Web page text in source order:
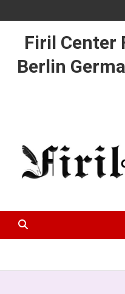
Firil Center
Berlin